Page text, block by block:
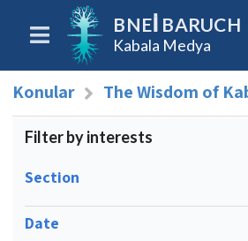
BNEI BARUCH
Kabala Medya
Konular The Wisdom of
Filter by interests
Section
Date